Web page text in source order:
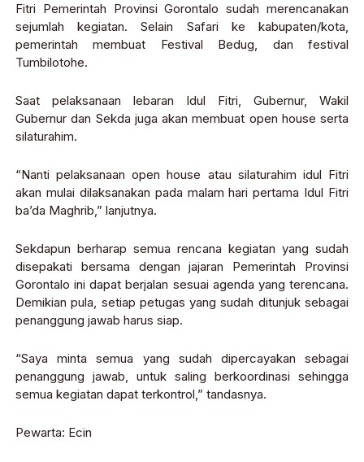
Fitri Pemerintah Provinsi Gorontalo sudah merencanakan
sejumlah kegiatan. Selain Safari ke kabupaten/kota,
pemerintah membuat Festival Bedug, dan festival
Tumbilotohe.
Saat pelaksanaan lebaran Idul Fitri, Gubernur, Wakil
Gubernur dan Sekda juga akan membuat open house serta
silaturahim.
“Nanti pelaksanaan open house atau silaturahim idul Fitri
akan mulai dilaksanakan pada malam hari pertama Idul Fitri
ba’da Maghrib,” lanjutnya.
Sekdapun berharap semua rencana kegiatan yang sudah
disepakati bersama dengan jajaran Pemerintah Provinsi
Gorontalo ini dapat berjalan sesuai agenda yang terencana.
Demikian pula, setiap petugas yang sudah ditunjuk sebagai
penanggung jawab harus siap.
“Saya minta semua yang sudah dipercayakan sebagai
penanggung jawab, untuk saling berkoordinasi sehingga
semua kegiatan dapat terkontrol,” tandasnya.
Pewarta: Ecin